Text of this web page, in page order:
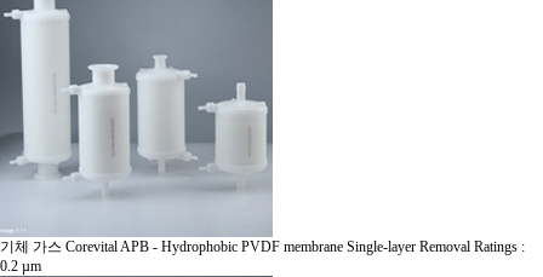
기체 가스 Corevital APB - Hydrophobic PVDF membrane Single-layer Removal Ratings :
0.2 µm